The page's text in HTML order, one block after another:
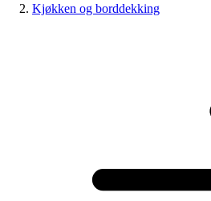
Kjøkken og borddekking